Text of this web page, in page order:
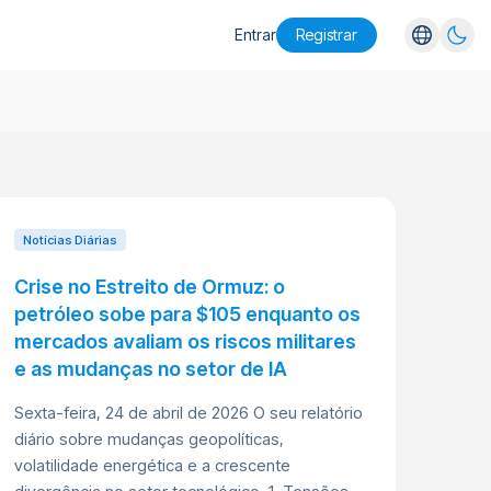
Entrar Registrar
Notícias Diárias
Crise no Estreito de Ormuz: o
petróleo sobe para $105 enquanto os
mercados avaliam os riscos militares
e as mudanças no setor de IA
Sexta-feira, 24 de abril de 2026 O seu relatório
diário sobre mudanças geopolíticas,
volatilidade energética e a crescente